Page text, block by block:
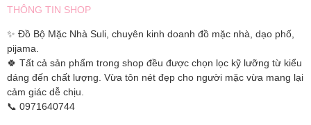
THÔNG TIN SHOP
✨ Đồ Bộ Mặc Nhà Suli, chuyên kinh doanh đồ mặc nhà, dạo phố,
pijama.
🍀 Tất cả sản phẩm trong shop đều được chọn lọc kỹ lưỡng từ kiểu
dáng đến chất lượng. Vừa tôn nét đẹp cho người mặc vừa mang lại
cảm giác dễ chịu.
📞 0971640744